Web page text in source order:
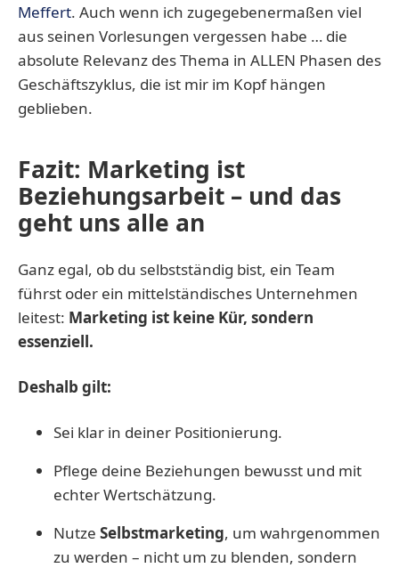
Meffert. Auch wenn ich zugegebenermaßen viel
aus seinen Vorlesungen vergessen habe … die
absolute Relevanz des Thema in ALLEN Phasen des
Geschäftszyklus, die ist mir im Kopf hängen
geblieben.
Fazit: Marketing ist
Beziehungsarbeit – und das
geht uns alle an
Ganz egal, ob du selbstständig bist, ein Team
führst oder ein mittelständisches Unternehmen
leitest: Marketing ist keine Kür, sondern
essenziell.
Deshalb gilt:
Sei klar in deiner Positionierung.
Pflege deine Beziehungen bewusst und mit
echter Wertschätzung.
Nutze Selbstmarketing, um wahrgenommen
zu werden – nicht um zu blenden, sondern